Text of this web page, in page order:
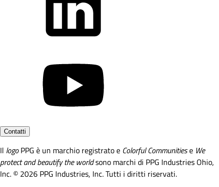
Contatti
Il logoPPG è un marchio registrato e Colorful Communitiese We
protect and beautify the worldsono marchi di PPG Industries Ohio,
Inc. © 2026 PPG Industries, Inc. Tutti i diritti riservati.